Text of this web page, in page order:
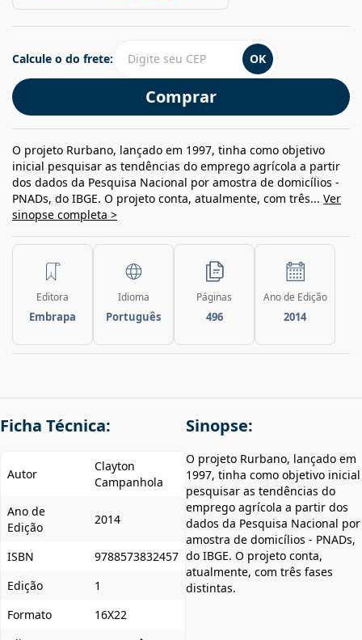
Comprar
Calcule o do frete: OK
O projeto Rurbano, lançado em 1997, tinha como objetivo
inicial pesquisar as tendências do emprego agrícola a partir
dos dados da Pesquisa Nacional por amostra de domicílios -
PNADs, do IBGE. O projeto conta, atualmente, com três... Ver
sinopse completa >
Editora
Embrapa
Idioma
Português
Páginas
496
Ano de Edição
2014
Ficha Técnica:
Autor
Clayton
Campanhola
Ano de
Edição
2014
ISBN
9788573832457
Edição
1
Formato
16X22
Sinopse:
O projeto Rurbano, lançado em
1997, tinha como objetivo inicial
pesquisar as tendências do
emprego agrícola a partir dos
dados da Pesquisa Nacional por
amostra de domicílios - PNADs,
do IBGE. O projeto conta,
atualmente, com três fases
distintas.